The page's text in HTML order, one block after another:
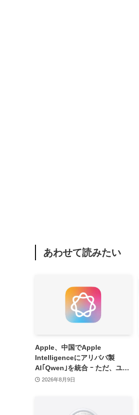
あわせて読みたい
Apple、中国でApple
Intelligenceにアリババ製
AI｢Qwen｣を統合 ｰ ただ、ユー
ザーガイドを公開後に削除
2026年8月9日